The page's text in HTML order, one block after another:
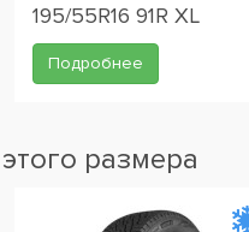
195/55R16 91R XL
Подробнее
размера